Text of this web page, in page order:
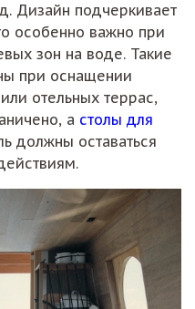
Дизайн подчеркивает
особенно важно при
зон на воде. Такие
при оснащении
отельных террас,
а столы для
должны оставаться